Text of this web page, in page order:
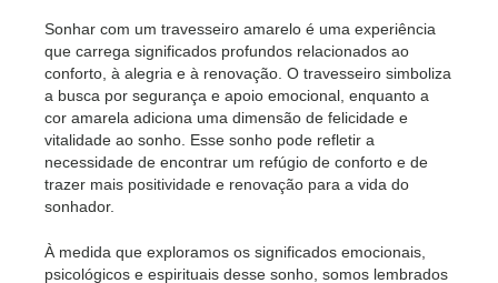
Sonhar com um travesseiro amarelo é uma experiência
que carrega significados profundos relacionados ao
conforto, à alegria e à renovação. O travesseiro simboliza
a busca por segurança e apoio emocional, enquanto a
cor amarela adiciona uma dimensão de felicidade e
vitalidade ao sonho. Esse sonho pode refletir a
necessidade de encontrar um refúgio de conforto e de
trazer mais positividade e renovação para a vida do
sonhador.
À medida que exploramos os significados emocionais,
psicológicos e espirituais desse sonho, somos lembrados